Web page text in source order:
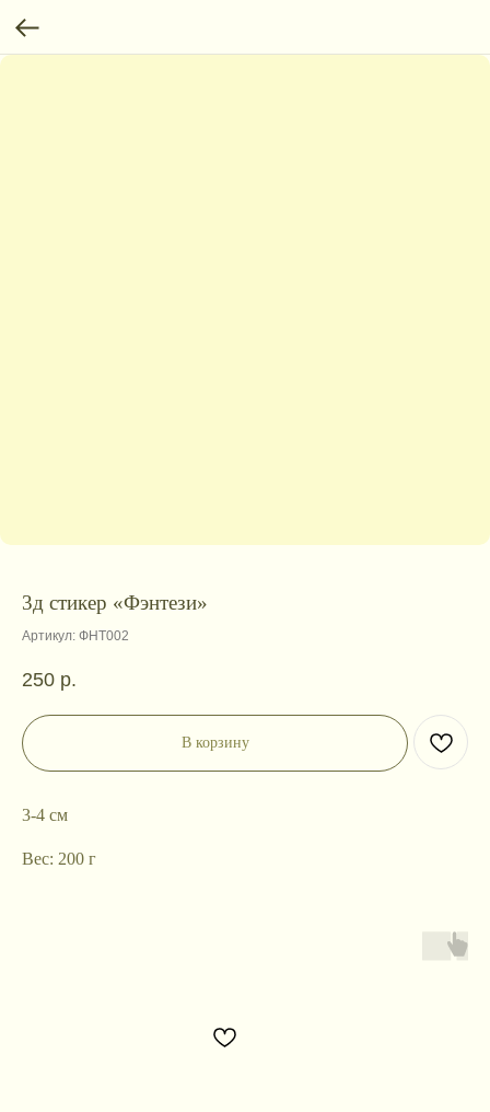
3д стикер «Фэнтези»
Артикул: ФНТ002
250 р.
В корзину
3-4 см
Вес: 200 г